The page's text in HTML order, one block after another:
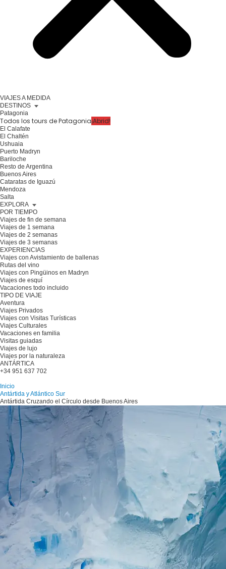
VIAJES A MEDIDA
DESTINOS
Patagonia
Todos los tours de Patagonia¡Abrid!
El Calafate
El Chaltén
Ushuaia
Puerto Madryn
Bariloche
Resto de Argentina
Buenos Aires
Cataratas de Iguazú
Mendoza
Salta
EXPLORA
POR TIEMPO
Viajes de fin de semana
Viajes de 1 semana
Viajes de 2 semanas
Viajes de 3 semanas
EXPERIENCIAS
Viajes con Avistamiento de ballenas
Rutas del vino
Viajes con Pingüinos en Madryn
Viajes de esquí
Vacaciones todo incluido
TIPO DE VIAJE
Aventura
Viajes Privados
Viajes con Visitas Turísticas
Viajes Culturales
Vacaciones en familia
Visitas guiadas
Viajes de lujo
Viajes por la naturaleza
ANTÁRTICA
+34 951 637 702
Inicio
Antártida y Atlántico Sur
Antártida Cruzando el Círculo desde Buenos Aires